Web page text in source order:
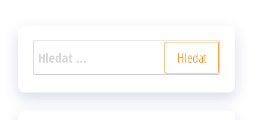
Vyhledávání